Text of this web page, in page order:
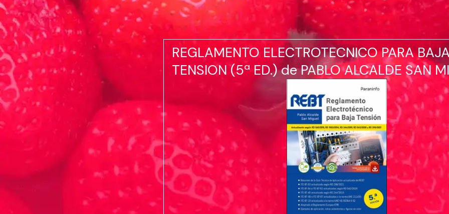
REGLAMENTO ELECTROTECNICO PARA
TENSION (5ª ED.) de PABLO ALCALDE SAN